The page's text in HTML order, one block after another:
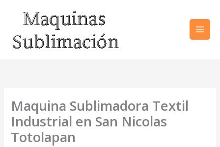
contenido
Maquina Sublimadora Textil
Industrial en San Nicolas
Totolapan